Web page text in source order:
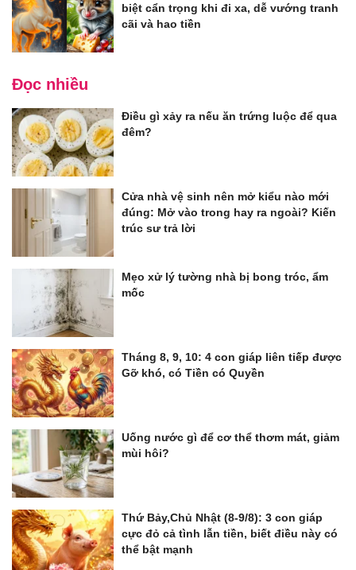
biệt cẩn trọng khi đi xa, dễ vướng tranh
cãi và hao tiền
Đọc nhiều
Điều gì xảy ra nếu ăn trứng luộc để qua
đêm?
Cửa nhà vệ sinh nên mở kiểu nào mới
đúng: Mở vào trong hay ra ngoài? Kiến
trúc sư trả lời
Mẹo xử lý tường nhà bị bong tróc, ẩm
mốc
Tháng 8, 9, 10: 4 con giáp liên tiếp được
Gỡ khó, có Tiền có Quyền
Uống nước gì để cơ thể thơm mát, giảm
mùi hôi?
Thứ Bảy,Chủ Nhật (8-9/8): 3 con giáp
cực đỏ cả tình lẫn tiền, biết điều này có
thể bật mạnh